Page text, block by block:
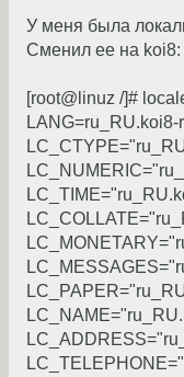
У меня была
Сменил ее на koi8:
[root@linuz /]#
LANG=ru_RU.koi8-r